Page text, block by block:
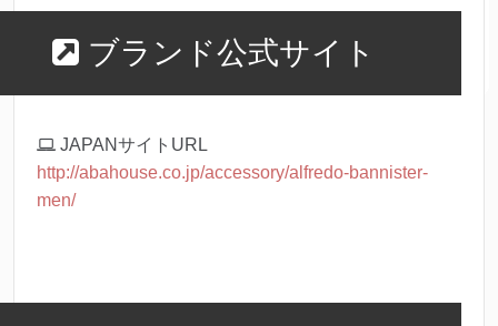
ブランド公式サイト
JAPANサイトURL
http://abahouse.co.jp/accessory/alfredo-bannister-
men/